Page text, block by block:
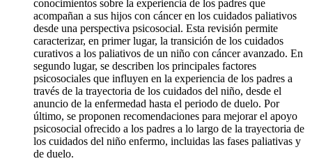
conocimientos sobre la experiencia de los padres que
acompañan a sus hijos con cáncer en los cuidados paliativos
desde una perspectiva psicosocial. Esta revisión permite
caracterizar, en primer lugar, la transición de los cuidados
curativos a los paliativos de un niño con cáncer avanzado. En
segundo lugar, se describen los principales factores
psicosociales que influyen en la experiencia de los padres a
través de la trayectoria de los cuidados del niño, desde el
anuncio de la enfermedad hasta el periodo de duelo. Por
último, se proponen recomendaciones para mejorar el apoyo
psicosocial ofrecido a los padres a lo largo de la trayectoria de
los cuidados del niño enfermo, incluidas las fases paliativas y
de duelo.